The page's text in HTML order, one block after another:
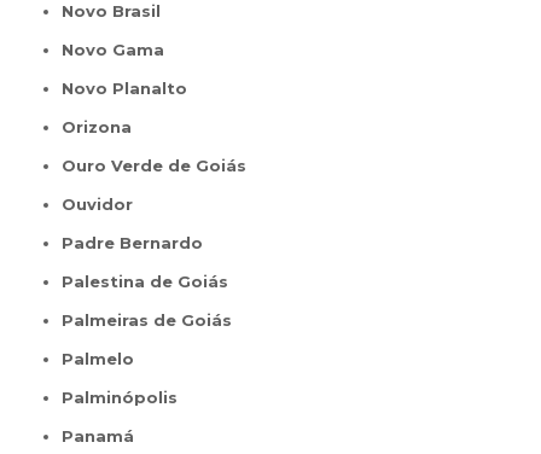
Novo Brasil
Novo Gama
Novo Planalto
Orizona
Ouro Verde de Goiás
Ouvidor
Padre Bernardo
Palestina de Goiás
Palmeiras de Goiás
Palmelo
Palminópolis
Panamá